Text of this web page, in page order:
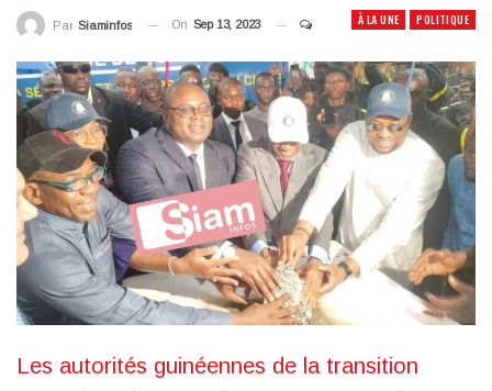
À LA UNE POLITIQUE
Par Siaminfos On Sep 13, 2023
Les autorités guinéennes de la transition